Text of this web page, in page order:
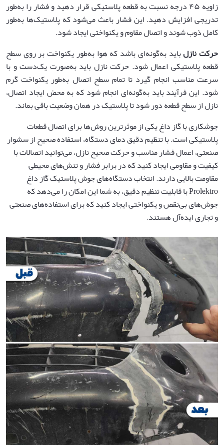
زاویه ۴۵ درجه نسبت به قطعه پلاستیکی قرار دهید و فشار را به‌طور
تدریجی افزایش دهید. این فشار باعث می‌شود که پلاستیک‌ها به‌طور
کامل ذوب شوند و اتصال مقاوم و یکنواختی ایجاد شود.
حرکت نازلباید به‌گونه‌ای باشد که هوا به‌طور یکنواخت بر روی سطح
قطعه پلاستیکی اعمال شود. حرکت نازل باید به‌صورت یک‌دست و با
سرعت مناسب انجام گیرد تا تمام سطح اتصال به‌طور یکنواخت گرم
شود. این فرآیند باید به‌گونه‌ای انجام شود که به محض ایجاد اتصال،
نازل از سطح قطعه دور شود تا پلاستیک در همان وضعیت باقی بماند.
جوشکاری با گاز داغ یکی از موثرترین روش‌ها برای اتصال قطعات
پلاستیکی است. با تنظیم دقیق دمای دستگاه، استفاده صحیح از سشوار
صنعتی، اعمال فشار مناسب و حرکت صحیح نازل، می‌توانید اتصالات با
کیفیت و مقاومی ایجاد کنید که در برابر فشار و تنش‌های محیطی
مقاومت بالایی دارند. انتخاب دستگاه‌های جوش پلاستیک گاز داغ
Prolektro با قابلیت تنظیم دقیق، به شما این امکان را می‌دهد که
جوش‌های بی‌نقص و یکنواختی ایجاد کنید که برای استفاده‌های صنعتی
و تجاری ایده‌آل هستند.